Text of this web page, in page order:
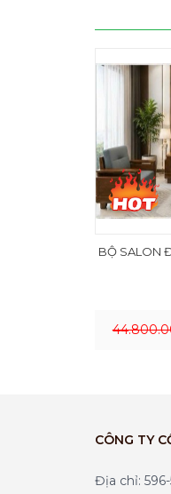
BỘ SALON
CÔNG TY
Địa chỉ: